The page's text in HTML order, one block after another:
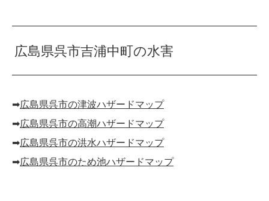
広島県呉市吉浦中町の水害
➡︎広島県呉市の津波ハザードマップ
➡︎広島県呉市の高潮ハザードマップ
➡︎広島県呉市の洪水ハザードマップ
➡︎広島県呉市のため池ハザードマップ